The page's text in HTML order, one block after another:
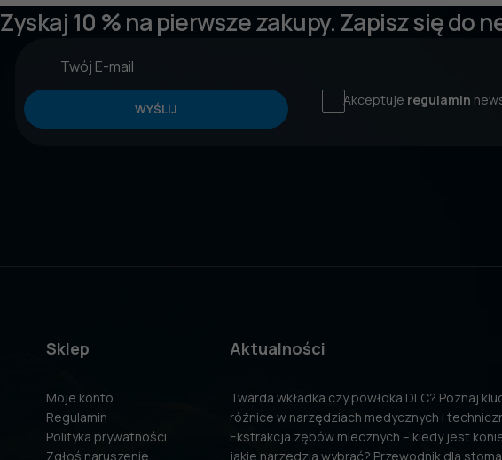
Zyskaj 10 % na pierwsze zakupy. Zapisz się do
WYŚLIJ
Akceptuje regulamin
Sklep
Moje konto
Regulamin
Polityka prywatności
Zgłoś naruszenie
Aktualności
Twarda wkładka czy powłoka DLC? Poznaj
różnice w narzędziach medycznych i
Ekstrakcja zębów mlecznych – kiedy jest
jakie narzędzia wybrać? Przewodnik dla